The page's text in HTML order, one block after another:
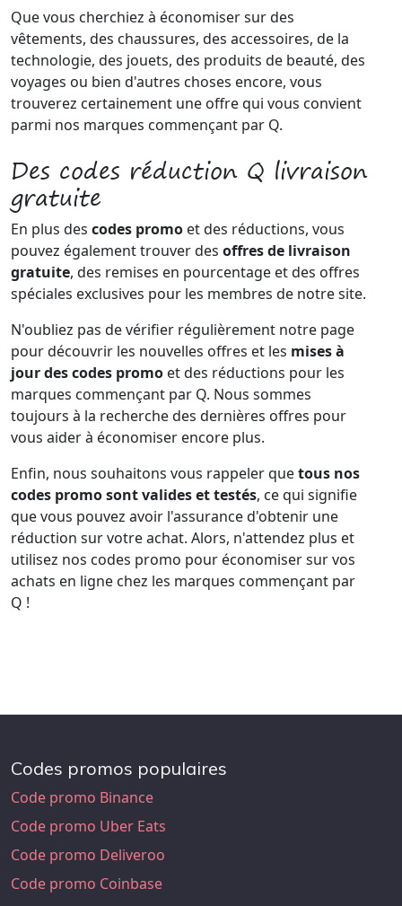
Que vous cherchiez à économiser sur des
vêtements, des chaussures, des accessoires, de la
technologie, des jouets, des produits de beauté, des
voyages ou bien d'autres choses encore, vous
trouverez certainement une offre qui vous convient
parmi nos marques commençant par Q.
Des codes réduction Q livraison
gratuite
En plus des codes promo et des réductions, vous
pouvez également trouver des offres de livraison
gratuite, des remises en pourcentage et des offres
spéciales exclusives pour les membres de notre site.
N'oubliez pas de vérifier régulièrement notre page
pour découvrir les nouvelles offres et les mises à
jour des codes promo et des réductions pour les
marques commençant par Q. Nous sommes
toujours à la recherche des dernières offres pour
vous aider à économiser encore plus.
Enfin, nous souhaitons vous rappeler quetous nos
codes promo sont valides et testés, ce qui signifie
que vous pouvez avoir l'assurance d'obtenir une
réduction sur votre achat. Alors, n'attendez plus et
utilisez nos codes promo pour économiser sur vos
achats en ligne chez les marques commençant par
Q !
Codes promos populaires
Code promo Binance
Code promo Uber Eats
Code promo Deliveroo
Code promo Coinbase